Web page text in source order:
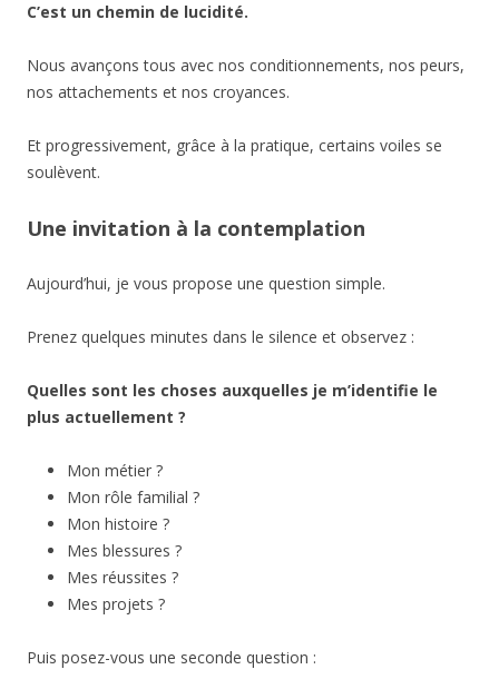
C’est un chemin de lucidité.
Nous avançons tous avec nos conditionnements, nos peurs,
nos attachements et nos croyances.
Et progressivement, grâce à la pratique, certains voiles se
soulèvent.
Une invitation à la contemplation
Aujourd’hui, je vous propose une question simple.
Prenez quelques minutes dans le silence et observez :
Quelles sont les choses auxquelles je m’identifie le
plus actuellement ?
Mon métier ?
Mon rôle familial ?
Mon histoire ?
Mes blessures ?
Mes réussites ?
Mes projets ?
Puis posez-vous une seconde question :